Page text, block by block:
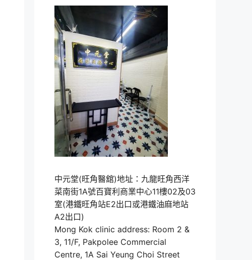
中元堂(旺角醫舘)地址：九龍旺角西洋
菜南街1A號百寶利商業中心11樓02及03
室(港鐵旺角站E2出口或港鐵油麻地站
A2出口)
Mong Kok clinic address: Room 2 &
3, 11/F, Pakpolee Commercial
Centre, 1A Sai Yeung Choi Street